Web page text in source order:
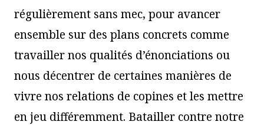
régulièrement sans mec, pour avancer
ensemble sur des plans concrets comme
travailler nos qualités d’énonciations ou
nous décentrer de certaines manières de
vivre nos relations de copines et les mettre
en jeu différemment. Batailler contre notre